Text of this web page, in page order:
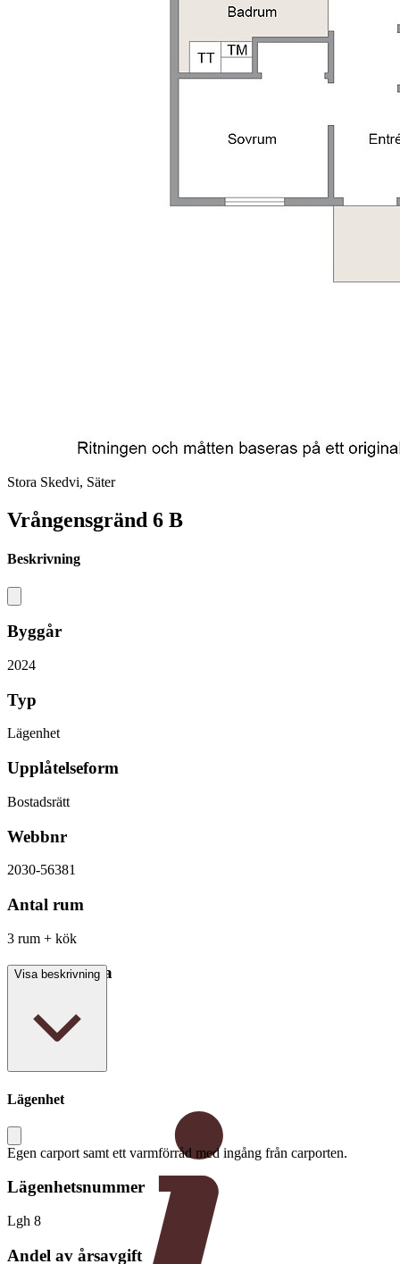
Stora Skedvi, Säter
Vrångensgränd 6 B
Beskrivning
Byggår
2024
Typ
Lägenhet
Upplåtelseform
Bostadsrätt
Webbnr
2030-56381
Antal rum
3 rum + kök
Boarea/Biarea
Visa beskrivning
Lägenhet
Egen carport samt ett varmförråd med ingång från carporten.
Lägenhetsnummer
Lgh 8
Andel av årsavgift